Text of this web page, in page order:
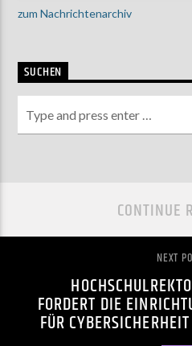
zum Nachrichtenarchiv
SUCHEN
CONTINUE
NEXT
FORDERT DIE
FÜR